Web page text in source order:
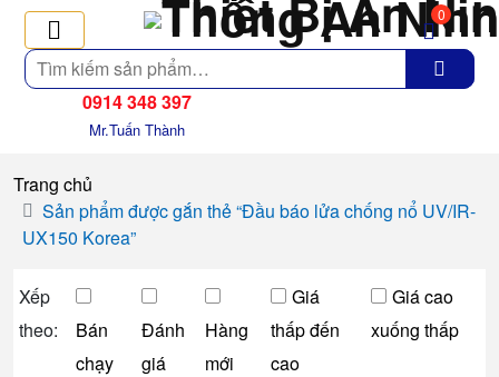
Tìm
kiếm
0
0914 348 397
Mr.Tuấn Thành
Trang chủ
Sản phẩm được gắn thẻ “Đầu báo lửa chống nổ UV/IR-
UX150 Korea”
Xếp
theo:
Bán
chạy
Đánh
giá
Hàng
mới
Giá
thấp đến
cao
Giá cao
xuống thấp